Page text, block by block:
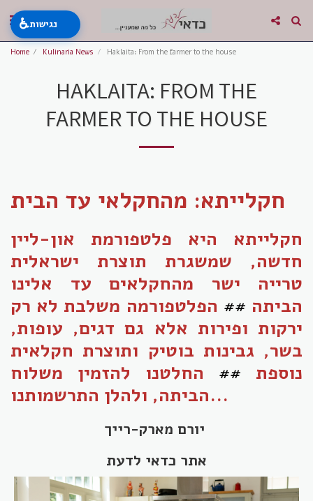
Home Kulinaria News Haklaita: From the farmer to the house
HAKLAITA: FROM THE
FARMER TO THE HOUSE
חקלייתא: מהחקלאי עד הבית
חקלייתא היא פלטפורמת און-ליין
חדשה, שמשגרת תוצרת ישראלית
טרייה ישר מהחקלאים עד אלינו
הביתה ## הפלטפורמה משלבת לא רק
ירקות ופירות אלא גם דגים, עופות,
בשר, גבינות בוטיק ותוצרת חקלאית
נוספת ## החלטנו להזמין משלוח
הביתה, ולהלן התרשמותנו...
אתר כדאי לדעת
♿נגישות